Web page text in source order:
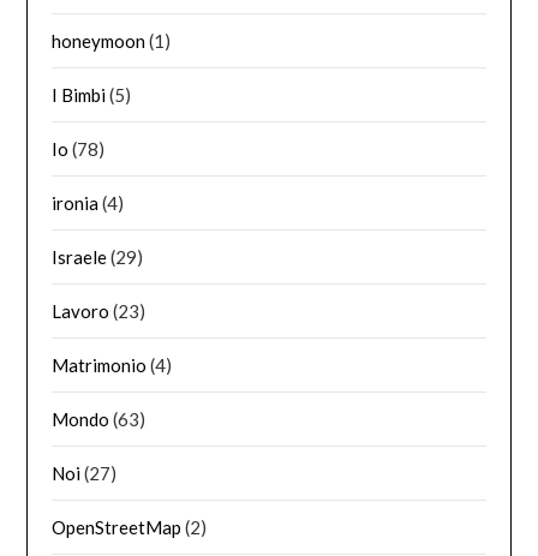
honeymoon(1)
I Bimbi(5)
Io (78)
ironia(4)
Israele(29)
Lavoro (23)
Matrimonio (4)
Mondo (63)
Noi(27)
OpenStreetMap (2)